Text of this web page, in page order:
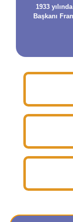
1933
Başkanı